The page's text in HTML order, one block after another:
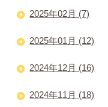
2025年02月 (7)
2025年01月 (12)
2024年12月 (16)
2024年11月 (18)